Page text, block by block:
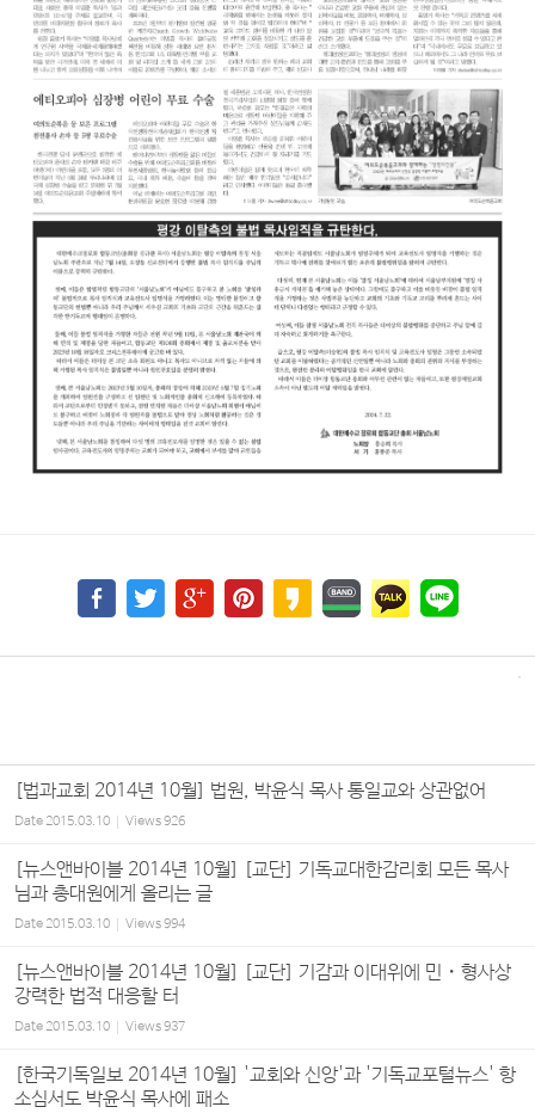
[법과교회 2014년 10월] 법원, 박윤식 목사 통일교와 상관없어
Date2015.03.10 Views926
[뉴스앤바이블 2014년 10월] [교단] 기독교대한감리회 모든 목사
님과 총대원에게 올리는 글
Date2015.03.10 Views994
[뉴스앤바이블 2014년 10월] [교단] 기감과 이대위에 민・형사상
강력한 법적 대응할 터
Date2015.03.10 Views937
[한국기독일보 2014년 10월] '교회와 신앙'과 '기독교포털뉴스' 항
소심서도 박윤식 목사에 패소